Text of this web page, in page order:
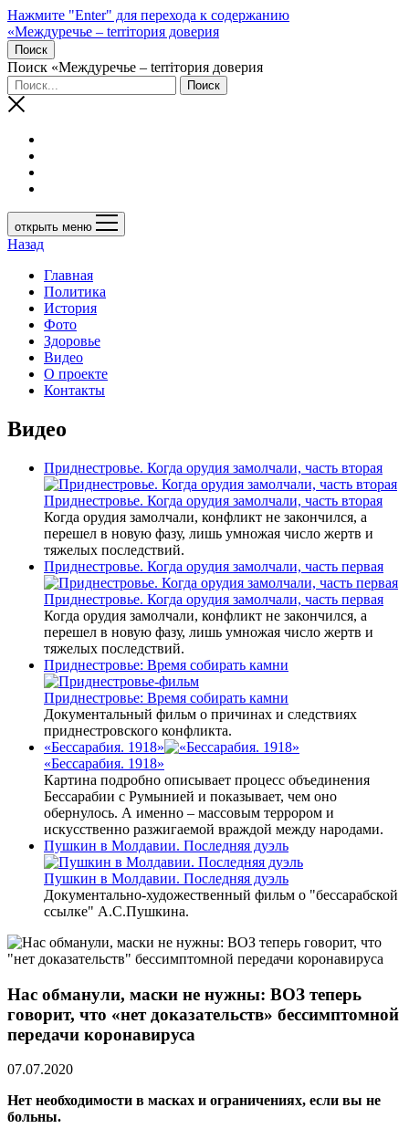
Нажмите "Enter" для перехода к содержанию
«Междуречье – terriтория доверия
Поиск
Поиск «Междуречье – terriтория доверия
открыть меню
Назад
Главная
Политика
История
Фото
Здоровье
Видео
О проекте
Контакты
Видео
Приднестровье. Когда орудия замолчали, часть вторая
Приднестровье. Когда орудия замолчали, часть вторая
Когда орудия замолчали, конфликт не закончился, а
перешел в новую фазу, лишь умножая число жертв и
тяжелых последствий.
Приднестровье. Когда орудия замолчали, часть первая
Приднестровье. Когда орудия замолчали, часть первая
Когда орудия замолчали, конфликт не закончился, а
перешел в новую фазу, лишь умножая число жертв и
тяжелых последствий.
Приднестровье: Время собирать камни
Приднестровье: Время собирать камни
Документальный фильм о причинах и следствиях
приднестровского конфликта.
«Бессарабия. 1918»
«Бессарабия. 1918»
Картина подробно описывает процесс объединения
Бессарабии с Румынией и показывает, чем оно
обернулось. А именно – массовым террором и
искусственно разжигаемой враждой между народами.
Пушкин в Молдавии. Последняя дуэль
Пушкин в Молдавии. Последняя дуэль
Документально-художественный фильм о "бессарабской
ссылке" А.С.Пушкина.
Нас обманули, маски не нужны: ВОЗ теперь
говорит, что «нет доказательств» бессимптомной
передачи коронавируса
07.07.2020
Нет необходимости в масках и ограничениях, если вы не
больны.